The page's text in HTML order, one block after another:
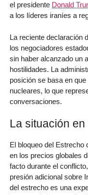
el presidente Donald
a los líderes iraníes a
La reciente declaración
los negociadores
sin haber alcanzado un
hostilidades. La
posición se basa en
nucleares, lo que
conversaciones.
La situación
El bloqueo del
en los precios globales
facto durante el
presión adicional sobre
del estrecho es una